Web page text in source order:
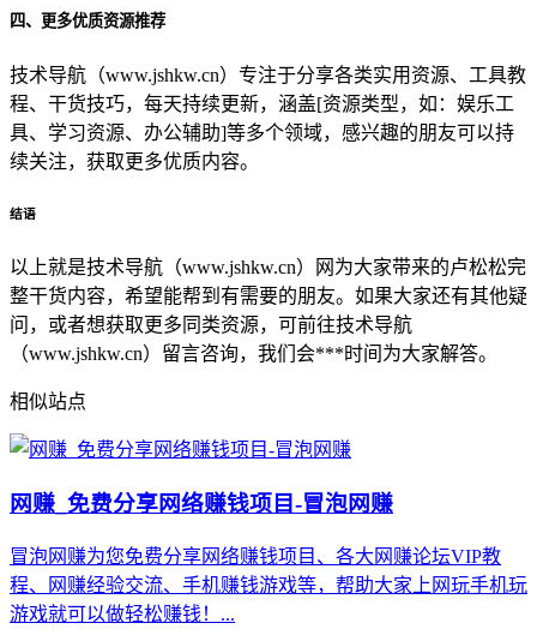
四、更多优质资源推荐
技术导航（www.jshkw.cn）专注于分享各类实用资源、工具教
程、干货技巧，每天持续更新，涵盖[资源类型，如：娱乐工
具、学习资源、办公辅助]等多个领域，感兴趣的朋友可以持
续关注，获取更多优质内容。
结语
以上就是技术导航（www.jshkw.cn）网为大家带来的卢松松完
整干货内容，希望能帮到有需要的朋友。如果大家还有其他疑
问，或者想获取更多同类资源，可前往技术导航
（www.jshkw.cn）留言咨询，我们会***时间为大家解答。
相似站点
网赚_免费分享网络赚钱项目-冒泡网赚
冒泡网赚为您免费分享网络赚钱项目、各大网赚论坛VIP教
程、网赚经验交流、手机赚钱游戏等，帮助大家上网玩手机玩
游戏就可以做轻松赚钱！...